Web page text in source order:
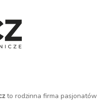
to rodzinna firma pasjonatów